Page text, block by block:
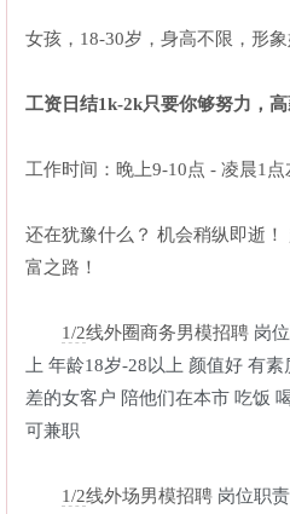
女孩，18-30岁，身高不限，形象
工资日结1k-2k只要你够努力，高
工作时间：晚上9-10点 - 凌晨1点
还在犹豫什么？ 机会稍纵即逝
富之路！
1/2线外圈商务男模招聘 岗
上 年龄18岁-28以上 颜值好 有
差的女客户 陪他们在本市 吃饭
可兼职
1/2线外场男模招聘 岗位职